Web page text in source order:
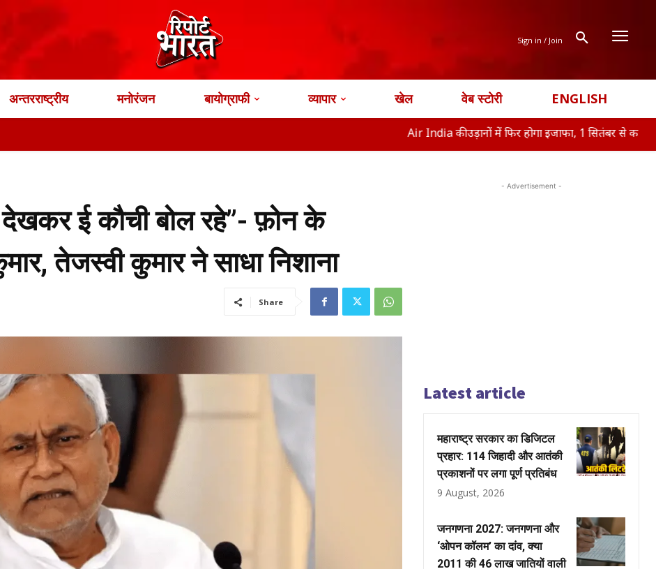
Sign in / Join
अन्तरराष्ट्रीय मनोरंजन बायोग्राफी व्यापार खेल वेब स्टोरी ENGLISH
Air India की उड़ानों में फिर होगा इजाफा, 1 सितंबर से क ऑफिस ने
ई कौची बोल रहे”- फ़ोन के
तेजस्वी कुमार ने साधा निशाना
Share
- Advertisement -
Latest article
महाराष्ट्र सरकार का डिजिटल
प्रहार: 114 जिहादी और आतंकी
प्रकाशनों पर लगा पूर्ण प्रतिबंध
9 August, 2026
जनगणना 2027: जनगणना और
‘ओपन कॉलम’ का दांव, क्या
2011 की 46 लाख जातियों वाली